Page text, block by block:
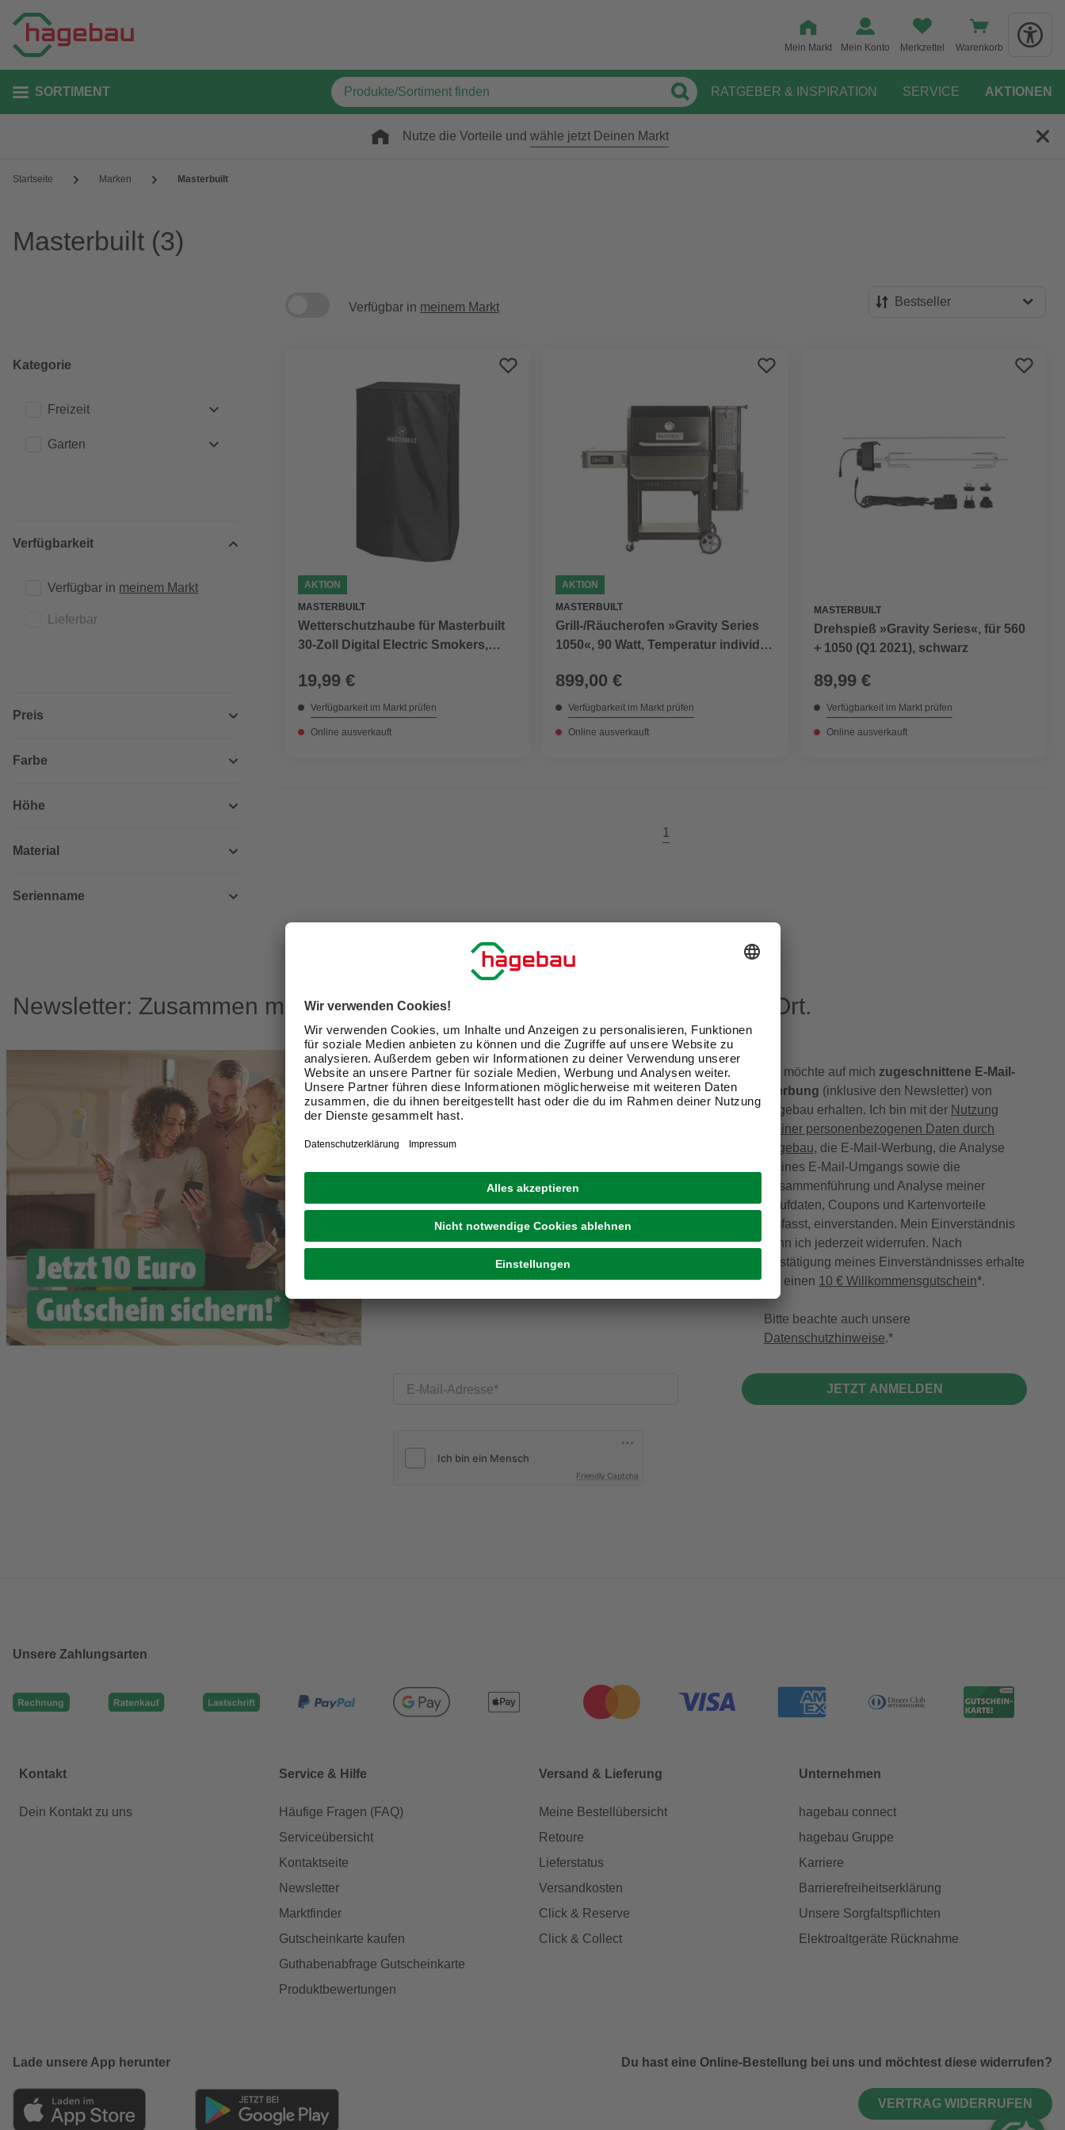
Mein Markt Mein Konto Merkzettel Warenkorb
SORTIMENT RATGEBER & INSPIRATION SERVICE AKTIONEN
Nutze die Vorteile und wähle jetzt Deinen Markt
Startseite Marken Masterbuilt
Masterbuilt (3)
Kategorie
Freizeit
Grills
Garten
Smoker Grill
Verfügbarkeit
Verfügbar in meinem Markt
Lieferbar
Preis
Farbe
Höhe
Material
Serienname
Verfügbar in meinem Markt Bestseller
AKTION
MASTERBUILT
Wetterschutzhaube für Masterbuilt
30-Zoll Digital Electric Smokers,
19,99 €
Verfügbarkeit im Markt prüfen
Online ausverkauft
AKTION
MASTERBUILT
Grill-/Räucherofen »Gravity Series
1050«, 90 Watt, Temperatur individ.
899,00 €
Verfügbarkeit im Markt prüfen
Online ausverkauft
MASTERBUILT
Drehspieß »Gravity Series«, für 560
+ 1050 (Q1 2021), schwarz
89,99 €
Verfügbarkeit im Markt prüfen
Online ausverkauft
1
Newsletter: Zusammen machen wir Dein Zuhause zu einem schöneren Ort.
Exklusive Angebote und Gewinnspiele
Kreative Ideen & nützliche Heimwerker-Tipps
Produktneuheiten und innovative Lösungen
E-Mail-Adresse
Friendly Captcha
Ich möchte auf mich zugeschnittene E-Mail-
Werbung (inklusive den Newsletter) von
hagebau erhalten. Ich bin mit der Nutzung
meiner personenbezogenen Daten durch
hagebau, die E-Mail-Werbung, die Analyse
meines E-Mail-Umgangs sowie die
Zusammenführung und Analyse meiner
Kaufdaten, Coupons und Kartenvorteile
umfasst, einverstanden. Mein Einverständnis
kann ich jederzeit widerrufen. Nach
Bestätigung meines Einverständnisses erhalte
ich einen 10 € Willkommensgutschein*.
Bitte beachte auch unsere
Datenschutzhinweise.
JETZT ANMELDEN
Unsere Zahlungsarten
Kontakt
Dein Kontakt zu uns
Service & Hilfe
Häufige Fragen (FAQ)
Serviceübersicht
Kontaktseite
Newsletter
Marktfinder
Gutscheinkarte kaufen
Guthabenabfrage Gutscheinkarte
Produktbewertungen
Versand & Lieferung
Meine Bestellübersicht
Retoure
Lieferstatus
Versandkosten
Click & Reserve
Click & Collect
Unternehmen
hagebau connect
hagebau Gruppe
Karriere
Barrierefreiheitserklärung
Unsere Sorgfaltspflichten
Elektroaltgeräte Rücknahme
Lade unsere App herunter Du hast eine Online-Bestellung bei uns und möchtest diese widerrufen?
VERTRAG WIDERRUFEN